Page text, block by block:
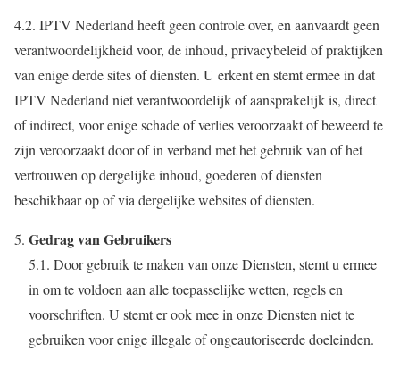
4.2. IPTV Nederland heeft geen controle over, en aanvaardt geen
verantwoordelijkheid voor, de inhoud, privacybeleid of praktijken
van enige derde sites of diensten. U erkent en stemt ermee in dat
IPTV Nederland niet verantwoordelijk of aansprakelijk is, direct
of indirect, voor enige schade of verlies veroorzaakt of beweerd te
zijn veroorzaakt door of in verband met het gebruik van of het
vertrouwen op dergelijke inhoud, goederen of diensten
beschikbaar op of via dergelijke websites of diensten.
Gedrag van Gebruikers
5.1. Door gebruik te maken van onze Diensten, stemt u ermee
in om te voldoen aan alle toepasselijke wetten, regels en
voorschriften. U stemt er ook mee in onze Diensten niet te
gebruiken voor enige illegale of ongeautoriseerde doeleinden.